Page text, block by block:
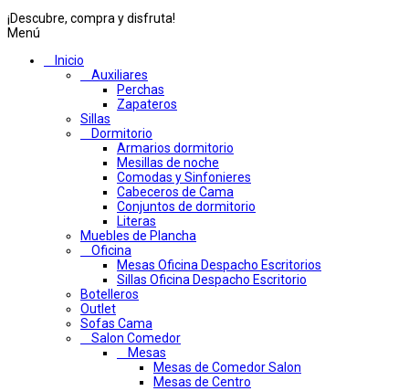
¡Descubre, compra y disfruta!
Menú
Inicio
Auxiliares
Perchas
Zapateros
Sillas
Dormitorio
Armarios dormitorio
Mesillas de noche
Comodas y Sinfonieres
Cabeceros de Cama
Conjuntos de dormitorio
Literas
Muebles de Plancha
Oficina
Mesas Oficina Despacho Escritorios
Sillas Oficina Despacho Escritorio
Botelleros
Outlet
Sofas Cama
Salon Comedor
Mesas
Mesas de Comedor Salon
Mesas de Centro